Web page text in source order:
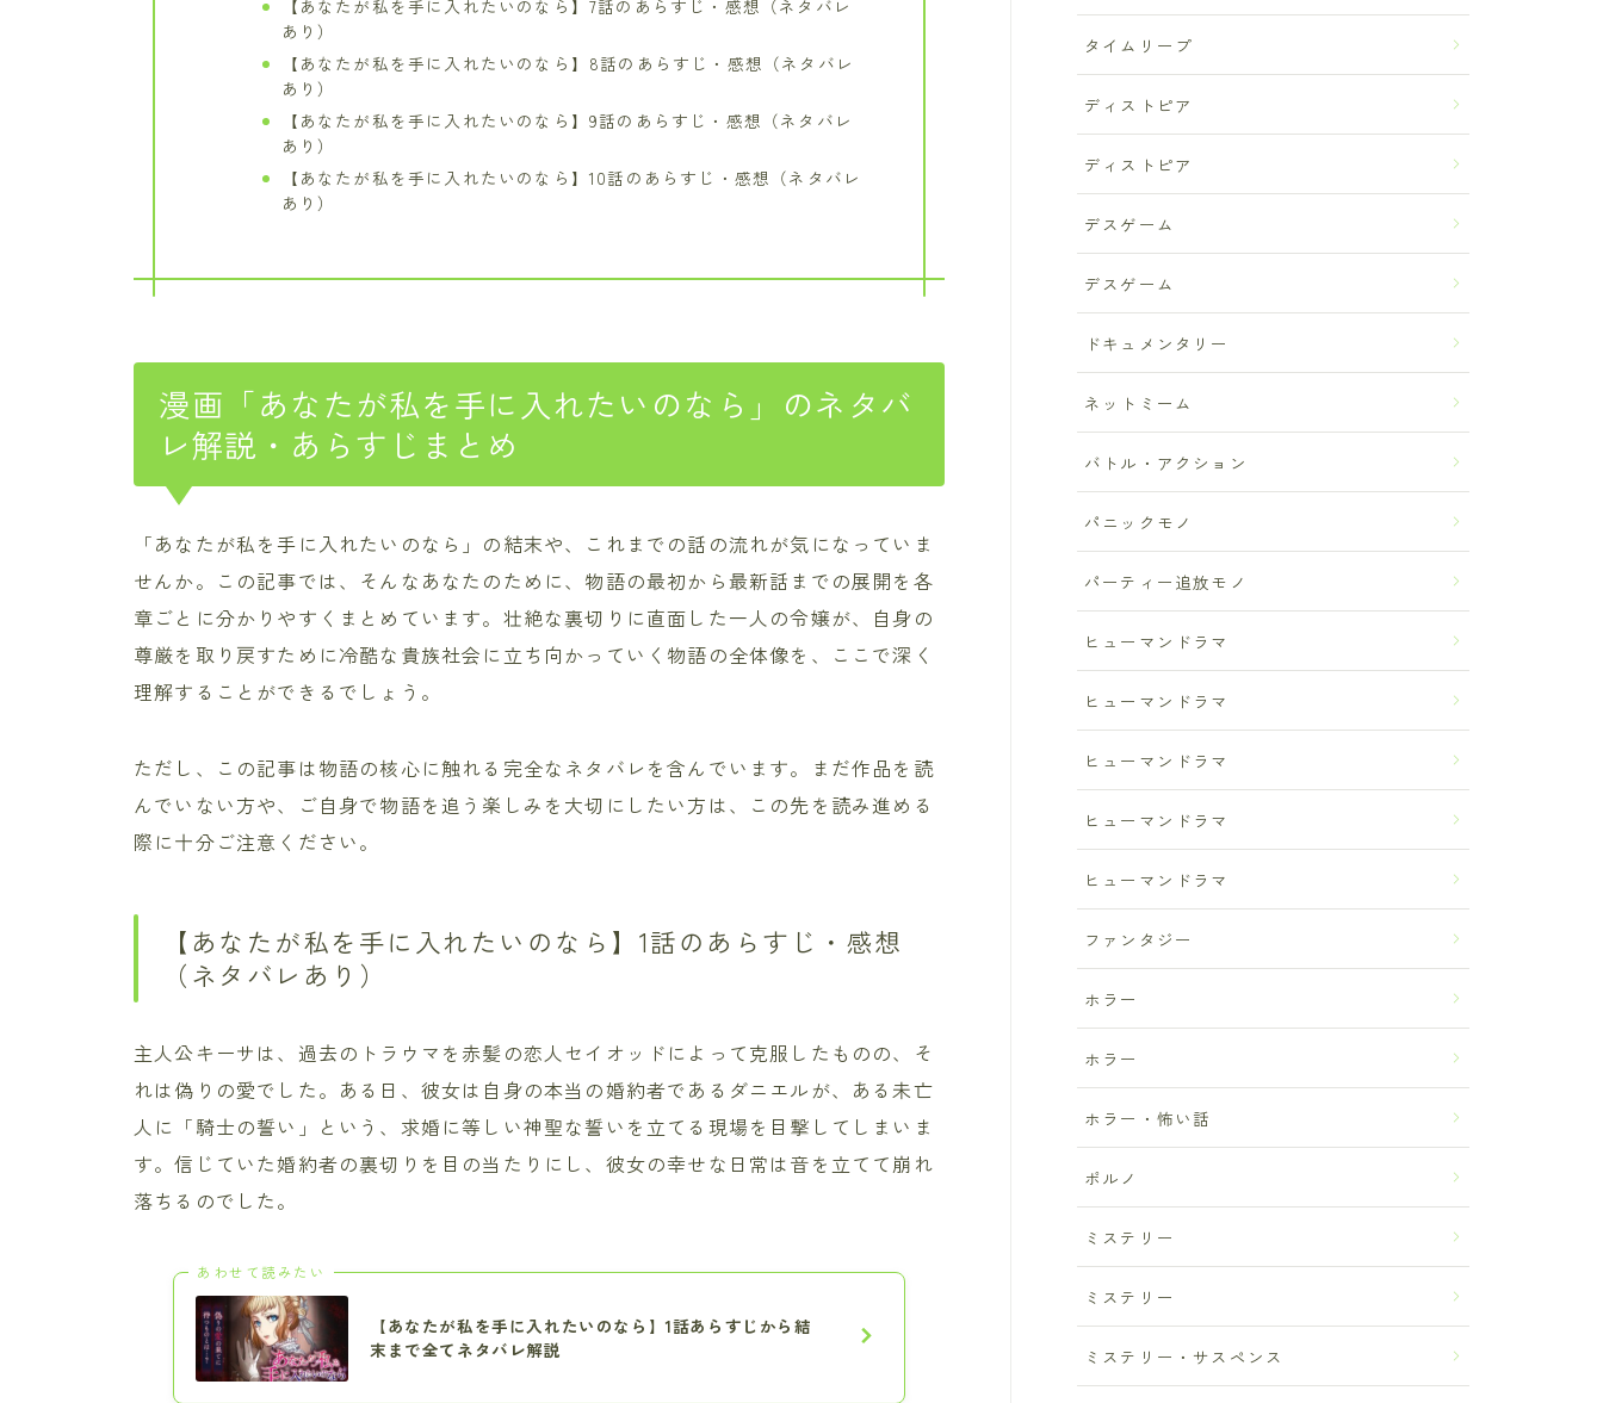
【あなたが私を手に入れたいのなら】︎7話のあらすじ・感想（ネタバレ
あり）
【あなたが私を手に入れたいのなら】︎8話のあらすじ・感想（ネタバレ
あり）
【あなたが私を手に入れたいのなら】︎9話のあらすじ・感想（ネタバレ
あり）
【あなたが私を手に入れたいのなら】︎10話のあらすじ・感想（ネタバレ
あり）
漫画「あなたが私を手に入れたいのなら」のネタバ
レ解説・あらすじまとめ
「あなたが私を手に入れたいのなら」の結末や、これまでの話の流れが気になっていま
せんか。この記事では、そんなあなたのために、物語の最初から最新話までの展開を各
章ごとに分かりやすくまとめています。壮絶な裏切りに直面した一人の令嬢が、自身の
尊厳を取り戻すために冷酷な貴族社会に立ち向かっていく物語の全体像を、ここで深く
理解することができるでしょう。
ただし、この記事は物語の核心に触れる完全なネタバレを含んでいます。まだ作品を読
んでいない方や、ご自身で物語を追う楽しみを大切にしたい方は、この先を読み進める
際に十分ご注意ください。
【あなたが私を手に入れたいのなら】︎1話のあらすじ・感想
（ネタバレあり）
主人公キーサは、過去のトラウマを赤髪の恋人セイオッドによって克服したものの、そ
れは偽りの愛でした。ある日、彼女は自身の本当の婚約者であるダニエルが、ある未亡
人に「騎士の誓い」という、求婚に等しい神聖な誓いを立てる現場を目撃してしまいま
す。信じていた婚約者の裏切りを目の当たりにし、彼女の幸せな日常は音を立てて崩れ
落ちるのでした。
あわせて読みたい
【あなたが私を手に入れたいのなら】1話あらすじから結
末まで全てネタバレ解説
タイムリープ
ディストピア
ディストピア
デスゲーム
デスゲーム
ドキュメンタリー
ネットミーム
バトル・アクション
パニックモノ
パーティー追放モノ
ヒューマンドラマ
ヒューマンドラマ
ヒューマンドラマ
ヒューマンドラマ
ヒューマンドラマ
ファンタジー
ホラー
ホラー
ホラー・怖い話
ポルノ
ミステリー
ミステリー
ミステリー・サスペンス